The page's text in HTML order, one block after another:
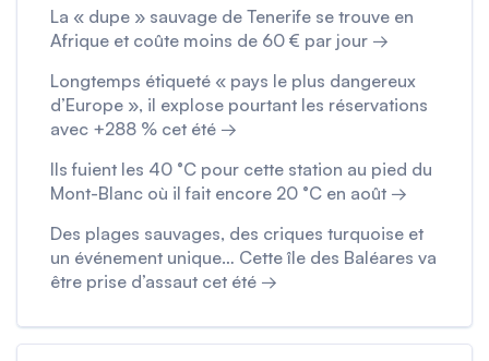
La « dupe » sauvage de Tenerife se trouve en
Afrique et coûte moins de 60 € par jour →
Longtemps étiqueté « pays le plus dangereux
d’Europe », il explose pourtant les réservations
avec +288 % cet été →
Ils fuient les 40 °C pour cette station au pied du
Mont-Blanc où il fait encore 20 °C en août →
Des plages sauvages, des criques turquoise et
un événement unique… Cette île des Baléares va
être prise d’assaut cet été →